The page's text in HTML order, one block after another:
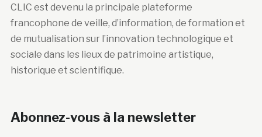
CLIC est devenu la principale plateforme
francophone de veille, d’information, de formation et
de mutualisation sur l’innovation technologique et
sociale dans les lieux de patrimoine artistique,
historique et scientifique.
Abonnez-vous à la newsletter